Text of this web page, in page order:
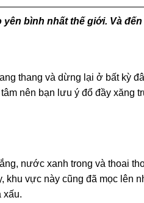
bình nhất thế giới. Và
thang và dừng lại ở bất kỳ
nên bạn lưu ý đổ đầy
nước xanh trong và thoai
vực này cũng đã mọc lên
xấu.